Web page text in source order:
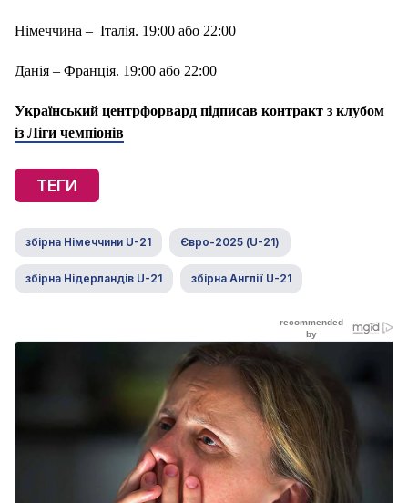
Німеччина – Італія. 19:00 або 22:00
Данія – Франція. 19:00 або 22:00
Український центрфорвард підписав контракт з клубом
із Ліги чемпіонів
ТЕГИ
збірна Німеччини U-21 Євро-2025 (U-21)
збірна Нідерландів U-21 збірна Англії U-21